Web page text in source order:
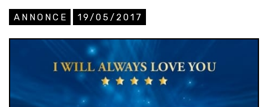
ANNONCE 19/05/2017